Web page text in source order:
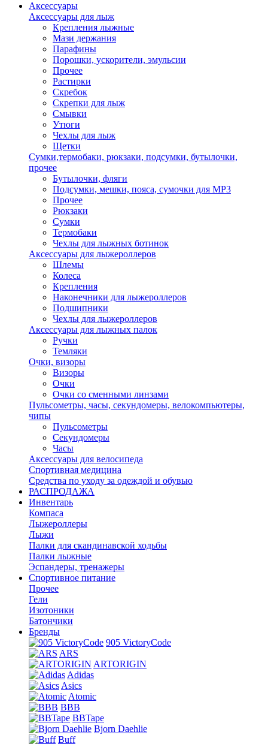
Аксессуары
Аксессуары для лыж
Крепления лыжные
Мази держания
Парафины
Порошки, ускорители, эмульсии
Прочее
Растирки
Скребок
Скрепки для лыж
Смывки
Утюги
Чехлы для лыж
Щетки
Сумки,термобаки, рюкзаки, подсумки, бутылочки,
прочее
Бутылочки, фляги
Подсумки, мешки, пояса, сумочки для MP3
Прочее
Рюкзаки
Сумки
Термобаки
Чехлы для лыжных ботинок
Аксессуары для лыжероллеров
Шлемы
Колеса
Крепления
Наконечники для лыжероллеров
Подшипники
Чехлы для лыжероллеров
Аксессуары для лыжных палок
Ручки
Темляки
Очки, визоры
Визоры
Очки
Очки со сменными линзами
Пульсометры, часы, секундомеры, велокомпьютеры,
чипы
Пульсометры
Секундомеры
Часы
Аксессуары для велосипеда
Спортивная медицина
Средства по уходу за одеждой и обувью
РАСПРОДАЖА
Инвентарь
Компаса
Лыжероллеры
Лыжи
Палки для скандинавской ходьбы
Палки лыжные
Эспандеры, тренажеры
Спортивное питание
Прочее
Гели
Изотоники
Батончики
Бренды
905 VictoryCode
ARS
ARTORIGIN
Adidas
Asics
Atomic
BBB
BBTape
Bjorn Daehlie
Buff